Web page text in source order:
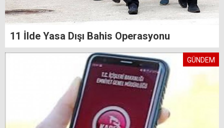
11 İlde Yasa Dışı Bahis Operasyonu
GÜNDEM